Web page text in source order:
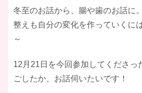
冬至のお話から、腸や歯のお話に
整えも自分の変化を作っていくに
～
12月21日を今回参加してくださっ
ごしたか、お話伺いたいです！